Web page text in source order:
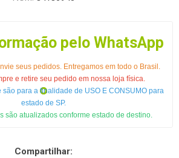
pelo WhatsApp
seus pedidos. Entregamos em todo o Brasil.
e retire seu pedido em nossa loja física.
são para a finalidade de USO E CONSUMO para
estado de SP.
são atualizados conforme estado de destino.
Compartilhar: